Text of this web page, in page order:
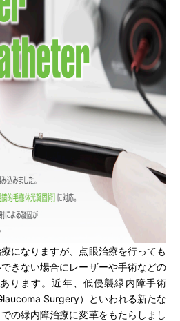
になりますが、点眼治療を行っても
きない場合にレーザーや手術などの
ります。近年、低侵襲緑内障手術
Surgery）といわれる新たな
の緑内障治療に変革をもたらしまし